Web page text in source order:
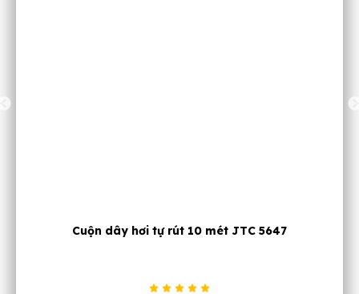
JTC 5716A Máy xoáy xuppap bằng khí nén